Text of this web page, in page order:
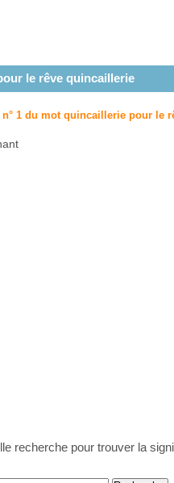
le rêve quincaillerie
n° 1 du mot quincaillerie pour le
recherche pour trouver la